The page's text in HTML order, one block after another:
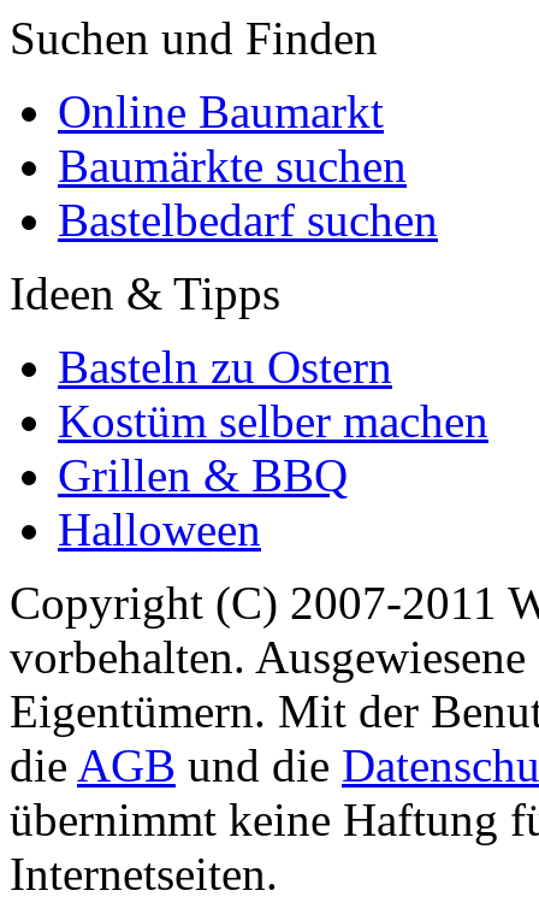
Suchen und Finden
Online Baumarkt
Baumärkte suchen
Bastelbedarf suchen
Ideen & Tipps
Basteln zu Ostern
Kostüm selber machen
Grillen & BBQ
Halloween
Copyright (C) 2007-2011
vorbehalten.
Eigentümern. Mit der
die AGB und die
übernimmt keine Haftung
Internetseiten.